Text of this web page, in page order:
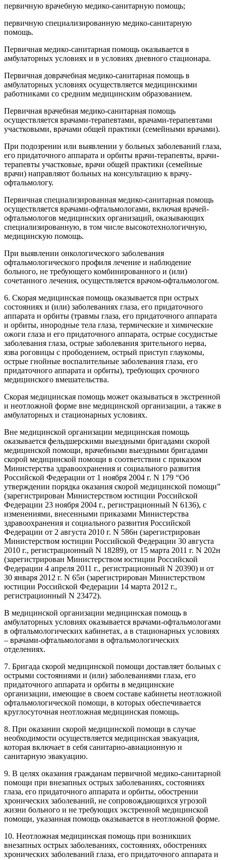
первичную врачебную медико-санитарную помощь;
первичную специализированную медико-санитарную
помощь.
Первичная медико-санитарная помощь оказывается в
амбулаторных условиях и в условиях дневного стационара.
Первичная доврачебная медико-санитарная помощь в
амбулаторных условиях осуществляется медицинскими
работниками со средним медицинским образованием.
Первичная врачебная медико-санитарная помощь
осуществляется врачами-терапевтами, врачами-терапевтами
участковыми, врачами общей практики (семейными врачами).
При подозрении или выявлении у больных заболеваний глаза,
его придаточного аппарата и орбиты врачи-терапевты, врачи-
терапевты участковые, врачи общей практики (семейные
врачи) направляют больных на консультацию к врачу-
офтальмологу.
Первичная специализированная медико-санитарная помощь
осуществляется врачами-офтальмологами, включая врачей-
офтальмологов медицинских организаций, оказывающих
специализированную, в том числе высокотехнологичную,
медицинскую помощь.
При выявлении онкологического заболевания
офтальмологического профиля лечение и наблюдение
больного, не требующего комбинированного и (или)
сочетанного лечения, осуществляется врачом-офтальмологом.
6. Скорая медицинская помощь оказывается при острых
состояниях и (или) заболеваниях глаза, его придаточного
аппарата и орбиты (травмы глаза, его придаточного аппарата
и орбиты, инородные тела глаза, термические и химические
ожоги глаза и его придаточного аппарата, острые сосудистые
заболевания глаза, острые заболевания зрительного нерва,
язва роговицы с прободением, острый приступ глаукомы,
острые гнойные воспалительные заболевания глаза, его
придаточного аппарата и орбиты), требующих срочного
медицинского вмешательства.
Скорая медицинская помощь может оказываться в экстренной
и неотложной форме вне медицинской организации, а также в
амбулаторных и стационарных условиях.
Вне медицинской организации медицинская помощь
оказывается фельдшерскими выездными бригадами скорой
медицинской помощи, врачебными выездными бригадами
скорой медицинской помощи в соответствии с приказом
Министерства здравоохранения и социального развития
Российской Федерации от 1 ноября 2004 г. N 179 “Об
утверждении порядка оказания скорой медицинской помощи”
(зарегистрирован Министерством юстиции Российской
Федерации 23 ноября 2004 г., регистрационный N 6136), с
изменениями, внесенными приказами Министерства
здравоохранения и социального развития Российской
Федерации от 2 августа 2010 г. N 586н (зарегистрирован
Министерством юстиции Российской Федерации 30 августа
2010 г., регистрационный N 18289), от 15 марта 2011 г. N 202н
(зарегистрирован Министерством юстиции Российской
Федерации 4 апреля 2011 г., регистрационный N 20390) и от
30 января 2012 г. N 65н (зарегистрирован Министерством
юстиции Российской Федерации 14 марта 2012 г.,
регистрационный N 23472).
В медицинской организации медицинская помощь в
амбулаторных условиях оказывается врачами-офтальмологами
в офтальмологических кабинетах, а в стационарных условиях
– врачами-офтальмологами в офтальмологических
отделениях.
7. Бригада скорой медицинской помощи доставляет больных с
острыми состояниями и (или) заболеваниями глаза, его
придаточного аппарата и орбиты в медицинские
организации, имеющие в своем составе кабинеты неотложной
офтальмологической помощи, в которых обеспечивается
круглосуточная неотложная медицинская помощь.
8. При оказании скорой медицинской помощи в случае
необходимости осуществляется медицинская эвакуация,
которая включает в себя санитарно-авиационную и
санитарную эвакуацию.
9. В целях оказания гражданам первичной медико-санитарной
помощи при внезапных острых заболеваниях, состояниях
глаза, его придаточного аппарата и орбиты, обострении
хронических заболеваний, не сопровождающихся угрозой
жизни больного и не требующих экстренной медицинской
помощи, указанная помощь оказывается в неотложной форме.
10. Неотложная медицинская помощь при возникших
внезапных острых заболеваниях, состояниях, обострениях
хронических заболеваний глаза, его придаточного аппарата и